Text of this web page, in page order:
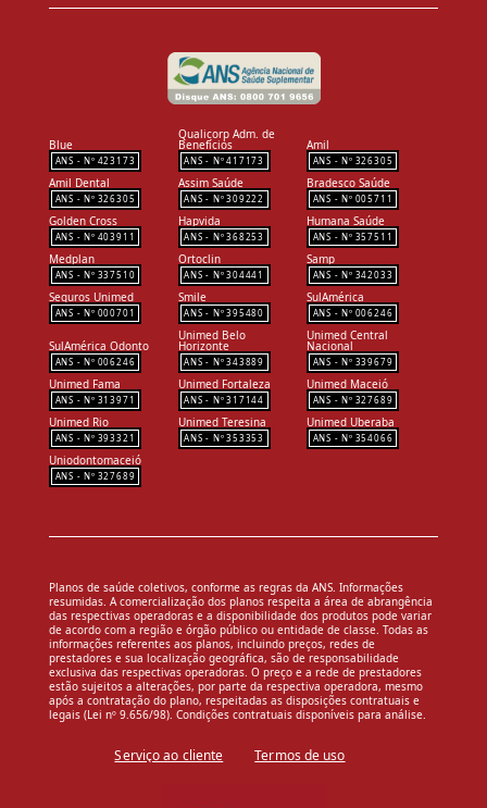
Blue
423173
Qualicorp Adm. de
Benefícios
417173
Amil
326305
Amil Dental
326305
Assim Saúde
309222
Bradesco Saúde
005711
Golden Cross
403911
Hapvida
368253
Humana Saúde
357511
Medplan
337510
Ortoclin
304441
Samp
342033
Seguros Unimed
000701
Smile
395480
SulAmérica
006246
SulAmérica Odonto
006246
Unimed Belo
Horizonte
343889
Unimed Central
Nacional
339679
Unimed Fama
313971
Unimed Fortaleza
317144
Unimed Maceió
327689
Unimed Rio
393321
Unimed Teresina
353353
Unimed Uberaba
354066
Uniodontomaceió
327689
Planos de saúde coletivos, conforme as regras da ANS. Informações
resumidas. A comercialização dos planos respeita a área de abrangência
das respectivas operadoras e a disponibilidade dos produtos pode variar
de acordo com a região e órgão público ou entidade de classe. Todas as
informações referentes aos planos, incluindo preços, redes de
prestadores e sua localização geográfica, são de responsabilidade
exclusiva das respectivas operadoras. O preço e a rede de prestadores
estão sujeitos a alterações, por parte da respectiva operadora, mesmo
após a contratação do plano, respeitadas as disposições contratuais e
legais (Lei nº 9.656/98). Condições contratuais disponíveis para análise.
Serviço ao cliente Termos de uso